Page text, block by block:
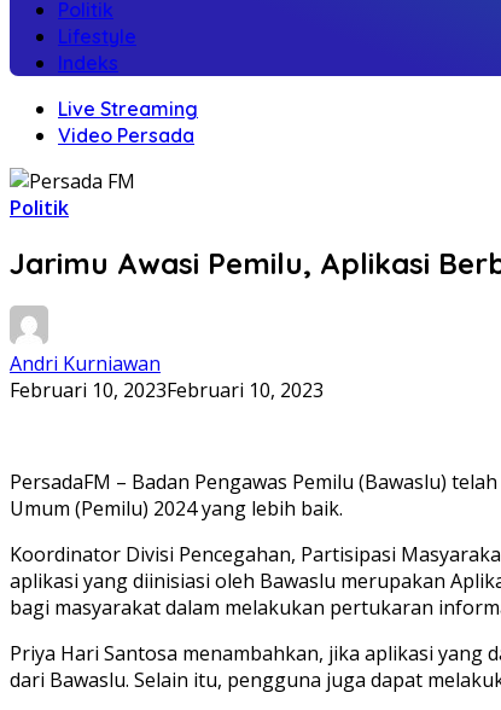
Politik
Lifestyle
Indeks
Live Streaming
Video Persada
Politik
Jarimu Awasi Pemilu, Aplikasi
Andri Kurniawan
Februari 10, 2023Februari 10, 2023
PersadaFM – Badan Pengawas Pemilu (Bawaslu)
Umum (Pemilu) 2024 yang lebih baik.
Koordinator Divisi Pencegahan, Partisipasi
aplikasi yang diinisiasi oleh Bawaslu merupakan
bagi masyarakat dalam melakukan pertukaran
Priya Hari Santosa menambahkan, jika aplikasi
dari Bawaslu. Selain itu, pengguna juga dapat